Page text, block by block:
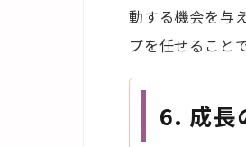
動する機会を与
プを任せること
6. 成長